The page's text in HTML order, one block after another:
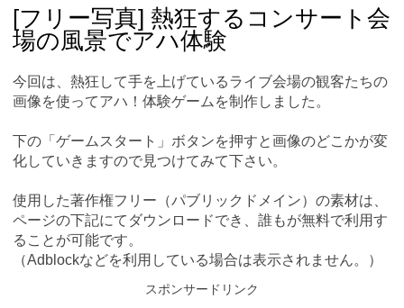
content[フリー写真] 熱狂するコンサート会
場の風景でアハ体験
今回は、熱狂して手を上げているライブ会場の観客たちの
画像を使ってアハ！体験ゲームを制作しました。
下の「ゲームスタート」ボタンを押すと画像のどこかが変
化していきますので見つけてみて下さい。
使用した著作権フリー（パブリックドメイン）の素材は、
ページの下記にてダウンロードでき、誰もが無料で利用す
ることが可能です。
（Adblockなどを利用している場合は表示されません。）
スポンサードリンク